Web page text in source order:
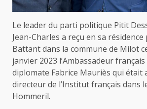
Le leader du parti politique Pitit
Jean-Charles a reçu en sa
Battant dans la commune de Milot
janvier 2023 l’Ambassadeur
diplomate Fabrice Mauriès qui était
directeur de l’Institut français dans
Hommeril.